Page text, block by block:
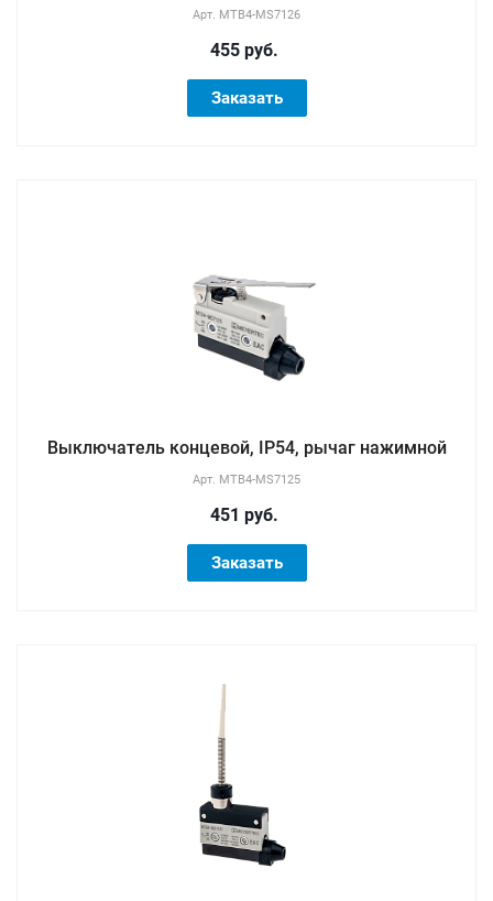
Арт. MTB4-MS7126
455 руб.
Заказать
Выключатель концевой, IP54, рычаг нажимной
Арт. MTB4-MS7125
451 руб.
Заказать